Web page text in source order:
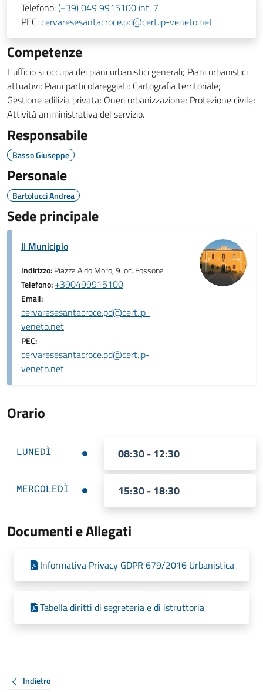
Telefono:(+39) 049 9915100 int. 7
PEC:cervaresesantacroce.pd@cert.ip-veneto.net
Competenze
L'ufficio si occupa dei piani urbanistici generali; Piani urbanistici
attuativi; Piani particolareggiati; Cartografia territoriale;
Gestione edilizia privata; Oneri urbanizzazione; Protezione civile;
Attività amministrativa del servizio.
Responsabile
Basso Giuseppe
Personale
Bartolucci Andrea
Sede principale
Il Municipio
Indirizzo:Piazza Aldo Moro, 9 loc. Fossona
Telefono:+390499915100
Email:
cervaresesantacroce.pd@cert.ip-
veneto.net
PEC:
cervaresesantacroce.pd@cert.ip-
veneto.net
Orario
LUNEDÌ 08:30 - 12:30
MERCOLEDÌ 15:30 - 18:30
Documenti e Allegati
Informativa Privacy GDPR 679/2016 Urbanistica
Tabella diritti di segreteria e di istruttoria
Indietro